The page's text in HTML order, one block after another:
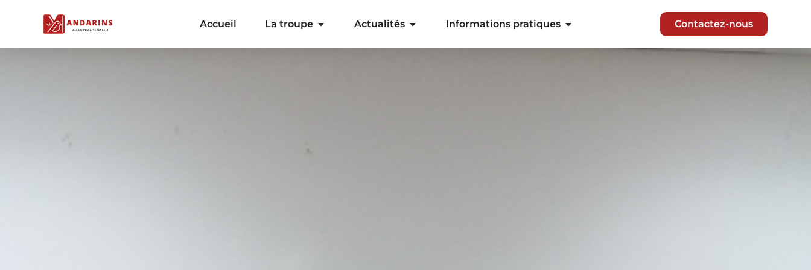
Accueil La troupe Actualités Informations pratiques Contactez-nous